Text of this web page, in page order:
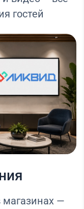
гостей
магазинах —